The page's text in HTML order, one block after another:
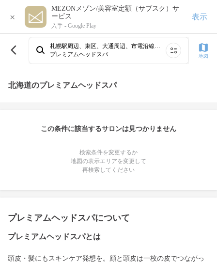
×
MEZONメゾン/美容室定額（サブスク）サ
ービス
入手 - Google Play
表示
プレミアムヘッドスパ
地図
北海道のプレミアムヘッドスパ
この条件に該当するサロンは見つかりません
検索条件を変更するか
地図の表示エリアを変更して
再検索してください
プレミアムヘッドスパについて
プレミアムヘッドスパとは
頭皮・髪にもスキンケア発想を。顔と頭皮は一枚の皮でつながっ